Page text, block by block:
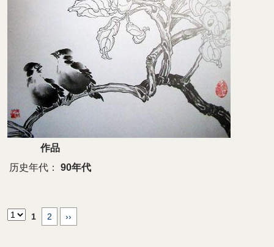
作品
历史年代：
90年代
1 2 ››